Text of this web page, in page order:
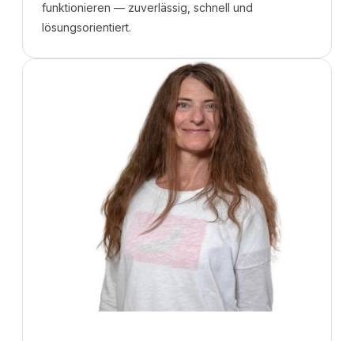
funktionieren — zuverlässig, schnell und
lösungsorientiert.